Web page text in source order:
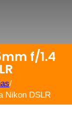
f/1.4
/
Nikon DSLR